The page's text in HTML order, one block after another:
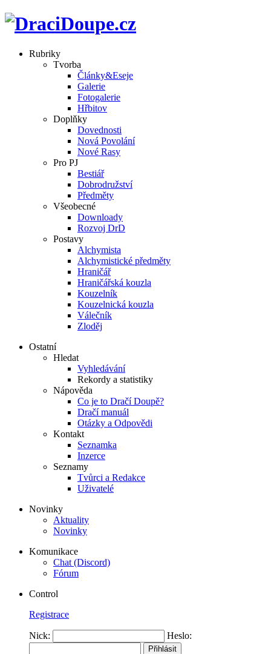
Rubriky
Tvorba
Články&Eseje
Galerie
Fotogalerie
Hřbitov
Doplňky
Dovednosti
Nová Povolání
Nové Rasy
Pro PJ
Bestiář
Dobrodružství
Předměty
Všeobecné
Downloady
Rozvoj DrD
Postavy
Alchymista
Alchymistické předměty
Hraničář
Hraničářská kouzla
Kouzelník
Kouzelnická kouzla
Válečník
Zloděj
Ostatní
Hledat
Vyhledávání
Rekordy a statistiky
Nápověda
Co je to Dračí Doupě?
Dračí manuál
Otázky a Odpovědi
Kontakt
Seznamka
Inzerce
Seznamy
Tvůrci a Redakce
Uživatelé
Novinky
Aktuality
Novinky
Komunikace
Chat (Discord)
Fórum
Control
Registrace
Nick: Heslo: